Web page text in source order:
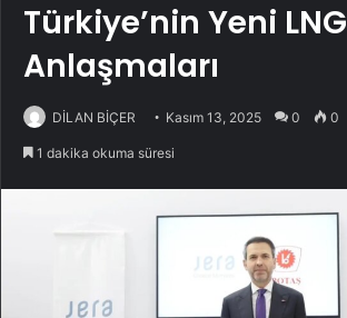
Türkiye’nin Yeni LNG
Anlaşmaları
DİLAN BİÇER Kasım 13, 2025 0 0
1 dakika okuma süresi